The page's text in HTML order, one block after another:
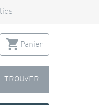
Panier
TROUVER